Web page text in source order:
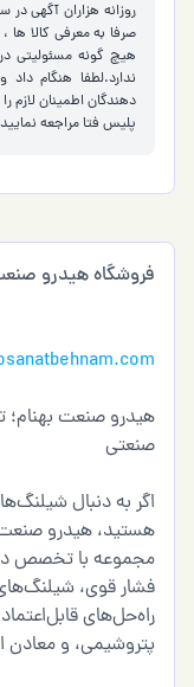
فروشگاه هیدرو
هیدرو صنعت بهنام؛
صنعتی
اگر به دنبال
هستید، هیدرو
مجموعه با تخصص
فشار قوی،
راه‌حل‌های
پتروشیمی، و معادن
روزانه هزاران آگهی
صرفا به معرفی کالا ها
هیچ گونه مسئولیتی
ندارد.لطفا هنگام
دهندگان اطمینان
پلیس فتا مراجعه